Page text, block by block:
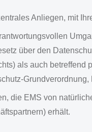
Anliegen, mit
über den
als auch
Grundverordnung,
die EMS von
erhält.